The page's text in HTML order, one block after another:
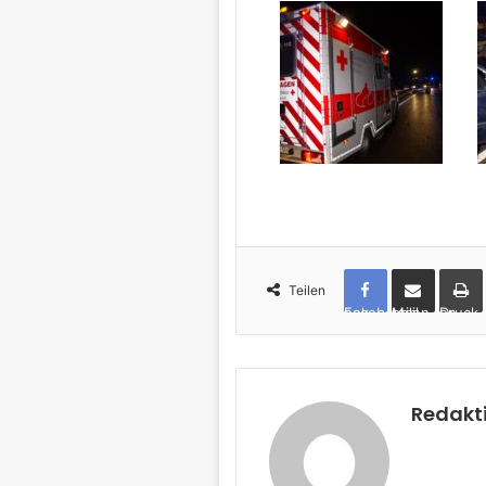
Teilen
Facebook per Mail teilen Drucken